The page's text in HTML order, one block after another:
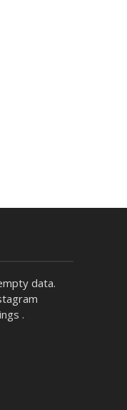
data.
.